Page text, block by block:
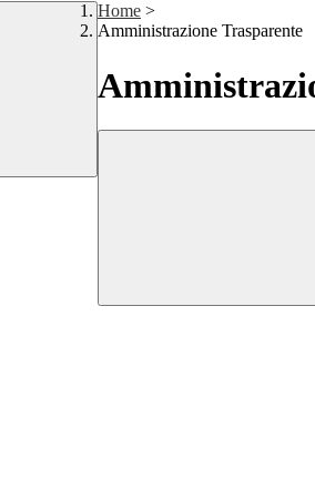
Home >
Amministrazione Trasparente